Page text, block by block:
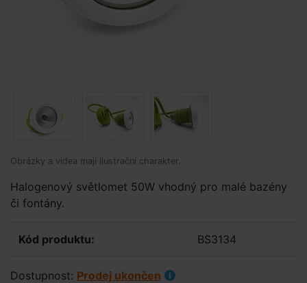
Obrázky a videa mají ilustrační charakter.
Halogenový světlomet 50W vhodný pro malé bazény
či fontány.
Kód produktu: BS3134
Dostupnost: Prodej ukončen